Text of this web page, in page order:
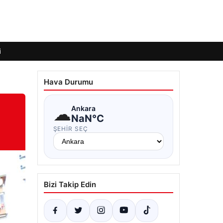
Hava Durumu
☁Ankara
NaN°C
ŞEHIR SEÇ
Bizi Takip Edin